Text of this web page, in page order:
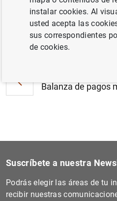
Balanza de pagos
El BCE
Suscríbete a nuestra
Podrás elegir las áreas de tu
recibir nuestras
instalar cookies. Al
usted acepta las
sus correspondientes
de cookies.